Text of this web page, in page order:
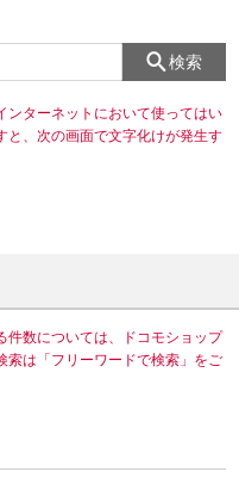
検索
ンターネットにおいて使ってはい
と、次の画面で文字化けが発生す
件数については、ドコモショップ
索は「フリーワードで検索」をご